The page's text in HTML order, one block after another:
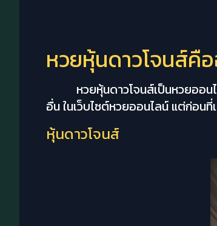
หวยหุ้นดาวโจนส์คือ
หวยหุ้นดาวโจนส์เป็นหวยออ
อื่น ในเว็บไซต์หวยออนไลน์ แต่ก่อน
หุ้นดาวโจนส์